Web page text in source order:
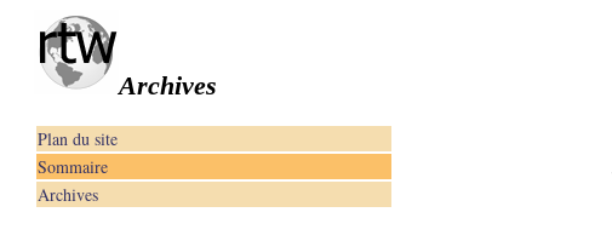
Archives
Plan du site
Sommaire
Archives